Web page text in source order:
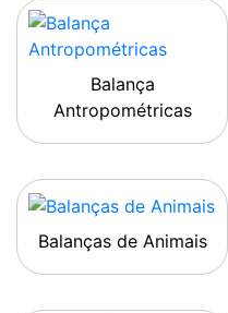
Balança
Antropométricas
Balanças de Animais